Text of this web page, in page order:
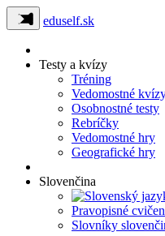
eduself.sk
Testy a kvízy
Tréning
Vedomostné
Osobnostné testy
Rebríčky
Vedomostné hry
Geografické hry
Slovenčina
Pravopisné
Slovníky